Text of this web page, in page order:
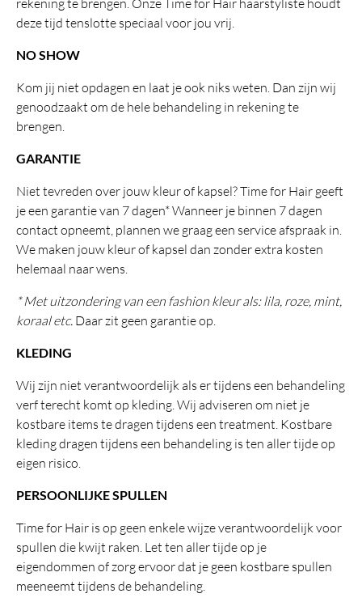
deze tijd tenslotte speciaal voor jou vrij.
NO SHOW
Kom jij niet opdagen en laat je ook niks weten. Dan zijn wij
genoodzaakt om de hele behandeling in rekening te
brengen.
GARANTIE
Niet tevreden over jouw kleur of kapsel? Time for Hair geeft
je een garantie van 7 dagen* Wanneer je binnen 7 dagen
contact opneemt, plannen we graag een service afspraak in.
We maken jouw kleur of kapsel dan zonder extra kosten
helemaal naar wens.
* Met uitzondering van een fashion kleur als: lila, roze, mint,
koraal etc. Daar zit geen garantie op.
KLEDING
Wij zijn niet verantwoordelijk als er tijdens een behandeling
verf terecht komt op kleding. Wij adviseren om niet je
kostbare items te dragen tijdens een treatment. Kostbare
kleding dragen tijdens een behandeling is ten aller tijde op
eigen risico.
PERSOONLIJKE SPULLEN
Time for Hair is op geen enkele wijze verantwoordelijk voor
spullen die kwijt raken. Let ten aller tijde op je
eigendommen of zorg ervoor dat je geen kostbare spullen
meeneemt tijdens de behandeling.